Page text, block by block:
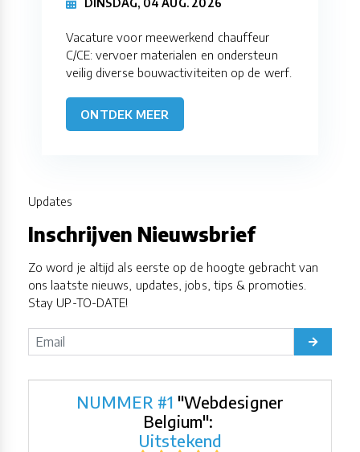
Vacature voor meewerkend chauffeur
C/CE: vervoer materialen en ondersteun
veilig diverse bouwactiviteiten op de werf.
ONTDEK MEER
Updates
Inschrijven Nieuwsbrief
Zo word je altijd als eerste op de hoogte gebracht van
ons laatste nieuws, updates, jobs, tips & promoties.
Stay UP-TO-DATE!
NUMMER #1 "Webdesigner
Belgium":
Uitstekend